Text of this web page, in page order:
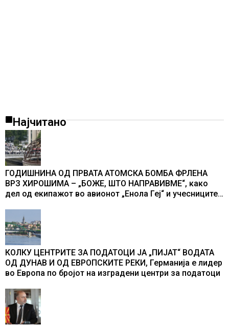
Најчитано
ГОДИШНИНА ОД ПРВАТА АТОМСКА БОМБА ФРЛЕНА
ВРЗ ХИРОШИМА – „БОЖЕ, ШТО НАПРАВИВМЕ“, како
дел од екипажот во авионот „Енола Геј“ и учесниците
промени текот на историјата
КОЛКУ ЦЕНТРИТЕ ЗА ПОДАТОЦИ ЈА „ПИЈАТ“ ВОДАТА
ОД ДУНАВ И ОД ЕВРОПСКИТЕ РЕКИ, Германија е лидер
во Европа по бројот на изградени центри за податоци